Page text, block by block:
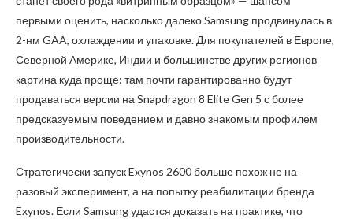
первыми оценить, насколько далеко Samsung продвинулась в
2-нм GAA, охлаждении и упаковке. Для покупателей в Европе,
Северной Америке, Индии и большинстве других регионов
картина куда проще: там почти гарантированно будут
продаваться версии на Snapdragon 8 Elite Gen 5 с более
предсказуемым поведением и давно знакомым профилем
производительности.
Стратегически запуск Exynos 2600 больше похож не на
разовый эксперимент, а на попытку реабилитации бренда
Exynos. Если Samsung удастся доказать на практике, что